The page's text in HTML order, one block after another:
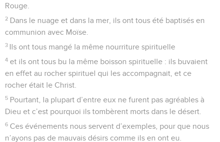
Rouge.
2 Dans le nuage et dans la mer, ils ont tous été baptisés en
communion avec Moïse.
3 Ils ont tous mangé la même nourriture spirituelle
4 et ils ont tous bu la même boisson spirituelle : ils buvaient
en effet au rocher spirituel qui les accompagnait, et ce
rocher était le Christ.
5 Pourtant, la plupart d’entre eux ne furent pas agréables à
Dieu et c’est pourquoi ils tombèrent morts dans le désert.
6 Ces événements nous servent d’exemples, pour que nous
n’ayons pas de mauvais désirs comme ils en ont eu.